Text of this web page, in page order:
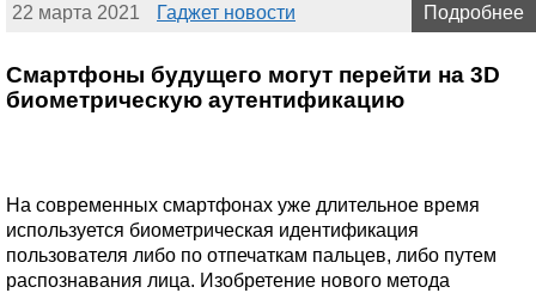
22 марта 2021 Гаджет новости Подробнее
Смартфоны будущего могут перейти на 3D
биометрическую аутентификацию
На современных смартфонах уже длительное время
используется биометрическая идентификация
пользователя либо по отпечаткам пальцев, либо путем
распознавания лица. Изобретение нового метода